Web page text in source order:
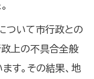
ついて市行政との
上の不具合全般
す。その結果、地